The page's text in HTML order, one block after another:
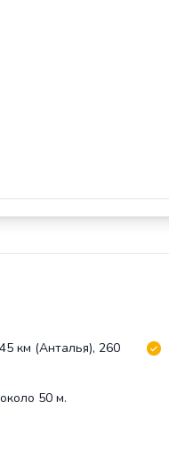
км (Анталья), 260
50 м.